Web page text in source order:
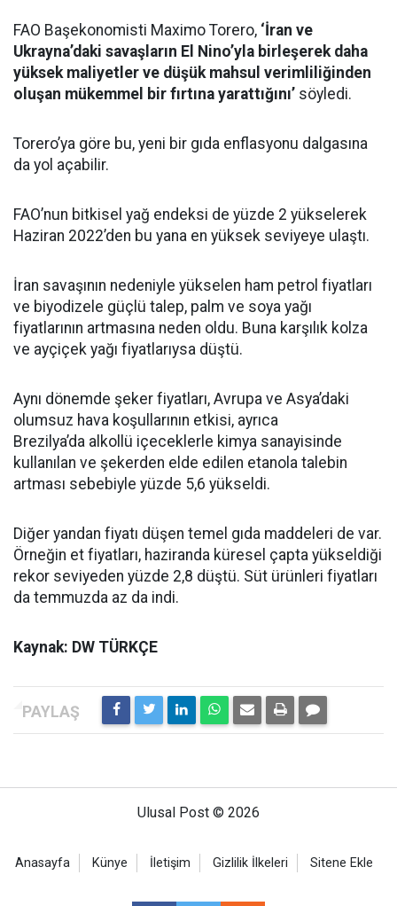
FAO Başekonomisti Maximo Torero, ‘İran ve
Ukrayna’daki savaşların El Nino’yla birleşerek daha
yüksek maliyetler ve düşük mahsul verimliliğinden
oluşan mükemmel bir fırtına yarattığını’ söyledi.
Torero’ya göre bu, yeni bir gıda enflasyonu dalgasına
da yol açabilir.
FAO’nun bitkisel yağ endeksi de yüzde 2 yükselerek
Haziran 2022’den bu yana en yüksek seviyeye ulaştı.
İran savaşının nedeniyle yükselen ham petrol fiyatları
ve biyodizele güçlü talep, palm ve soya yağı
fiyatlarının artmasına neden oldu. Buna karşılık kolza
ve ayçiçek yağı fiyatlarıysa düştü.
Aynı dönemde şeker fiyatları, Avrupa ve Asya’daki
olumsuz hava koşullarının etkisi, ayrıca
Brezilya’da alkollü içeceklerle kimya sanayisinde
kullanılan ve şekerden elde edilen etanola talebin
artması sebebiyle yüzde 5,6 yükseldi.
Diğer yandan fiyatı düşen temel gıda maddeleri de var.
Örneğin et fiyatları, haziranda küresel çapta yükseldiği
rekor seviyeden yüzde 2,8 düştü. Süt ürünleri fiyatları
da temmuzda az da indi.
Kaynak: DW TÜRKÇE
Ulusal Post © 2026
Anasayfa Künye İletişim Gizlilik İlkeleri Sitene Ekle